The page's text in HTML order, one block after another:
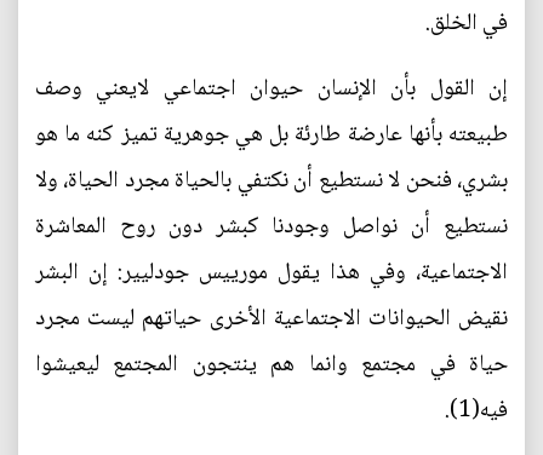
في الخلق.
إن القول بأن الإنسان حيوان اجتماعي لايعني وصف
طبيعته بأنها عارضة طارئة بل هي جوهرية تميز كنه ما هو
بشري، فنحن لا نستطيع أن نكتفي بالحياة مجرد الحياة، ولا
نستطيع أن نواصل وجودنا كبشر دون روح المعاشرة
الاجتماعية، وفي هذا يقول مورييس جودليير: إن البشر
نقيض الحيوانات الاجتماعية الأخرى حياتهم ليست مجرد
حياة في مجتمع وانما هم ينتجون المجتمع ليعيشوا
فيه(1).